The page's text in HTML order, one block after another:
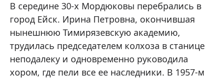
В середине 30-х Мордюковы перебрались в
город Ейск. Ирина Петровна, окончившая
нынешнюю Тимирязевскую академию,
трудилась председателем колхоза в станице
неподалеку и одновременно руководила
хором, где пели все ее наследники. В 1957-м